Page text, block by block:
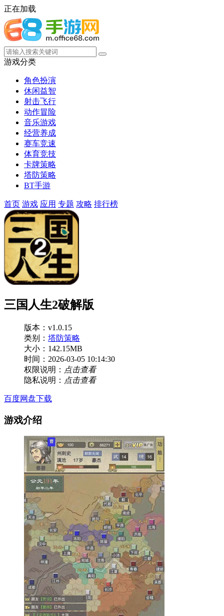
正在加载
游戏分类
角色扮演
休闲益智
射击飞行
动作冒险
音乐游戏
经营养成
赛车竞速
体育竞技
卡牌策略
塔防策略
BT手游
首页 游戏 应用 专题 攻略 排行榜
三国人生2破解版
版本：v1.0.15
类别： 塔防策略
大小：142.15MB
时间：2026-03-05 10:14:30
权限说明： 点击查看
隐私说明： 点击查看
百度网盘下载
游戏介绍